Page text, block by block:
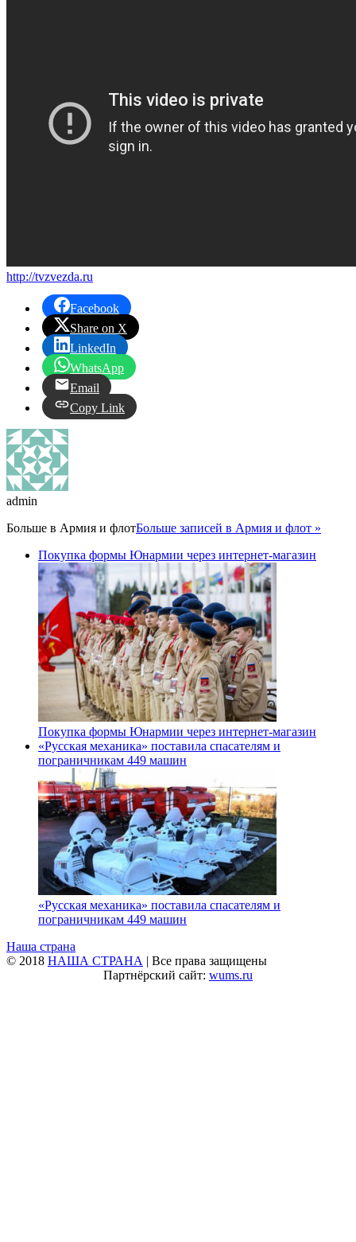
http://tvzvezda.ru
Facebook
Share on X
LinkedIn
WhatsApp
Email
Copy Link
admin
Больше в Армия и флотБольше записей в Армия и флот »
Покупка формы Юнармии через интернет-магазин
Покупка формы Юнармии через интернет-магазин
«Русская механика» поставила спасателям и
пограничникам 449 машин
«Русская механика» поставила спасателям и
пограничникам 449 машин
Наша страна
© 2018 НАША СТРАНА | Все права защищены
Партнёрский сайт: wums.ru